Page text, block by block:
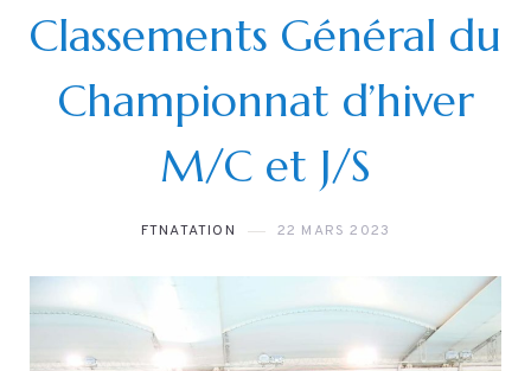
Classements Général du
Championnat d’hiver
M/C et J/S
FTNATATION 22 MARS 2023